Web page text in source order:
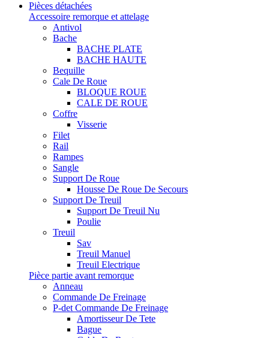
Pièces détachées
Accessoire remorque et attelage
Antivol
Bache
BACHE PLATE
BACHE HAUTE
Bequille
Cale De Roue
BLOQUE ROUE
CALE DE ROUE
Coffre
Visserie
Filet
Rail
Rampes
Sangle
Support De Roue
Housse De Roue De Secours
Support De Treuil
Support De Treuil Nu
Poulie
Treuil
Sav
Treuil Manuel
Treuil Electrique
Pièce partie avant remorque
Anneau
Commande De Freinage
P-det Commande De Freinage
Amortisseur De Tete
Bague